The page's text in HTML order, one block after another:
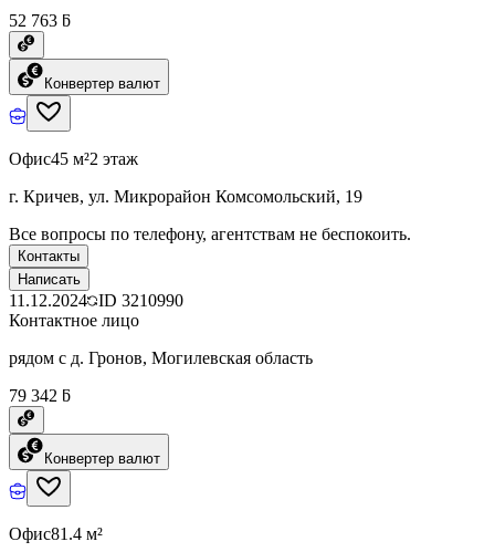
52 763 ƃ
Конвертер валют
Офис45 м²2 этаж
г. Кричев, ул. Микрорайон Комсомольский, 19
Все вопросы по телефону, агентствам не беспокоить.
Контакты
Написать
11.12.2024 ID 3210990
Контактное лицо
рядом с д. Гронов, Могилевская область
79 342 ƃ
Конвертер валют
Офис81.4 м²